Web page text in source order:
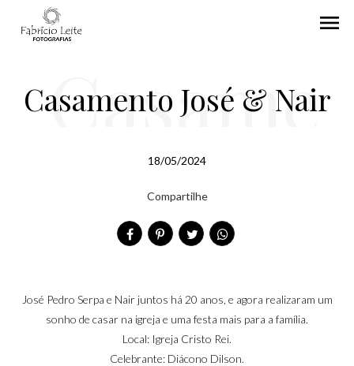
menu
Casamento José & Nair
Casame
nto José
& Nair
18/05/2024
Compartilhe
José Pedro Serpa e Nair juntos há 20 anos, e agora realizaram um
sonho de casar na igreja e uma festa mais para a família.
Local: Igreja Cristo Rei.
Celebrante: Diácono Dilson.